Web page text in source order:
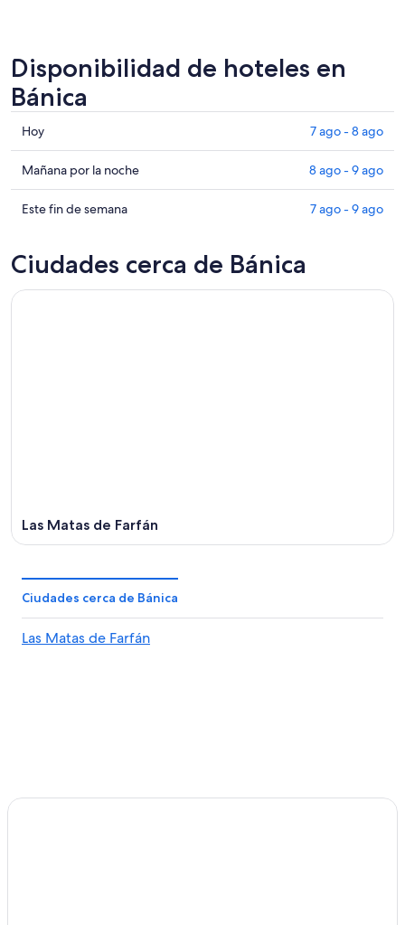
Disponibilidad de hoteles en
Bánica
Consultar
precios
en
Bánica
para
ago
Hoy 7 ago - 8 ago
Consultar
precios
en
mañana
Mañana por la noche 8 ago - 9 ago
Consultar
Bánica
para
Este fin de semana 7 ago - 9 ago
Ciudades cerca de Bánica
Las Matas de Farfán
Ciudades cerca de Bánica
Las Matas de Farfán